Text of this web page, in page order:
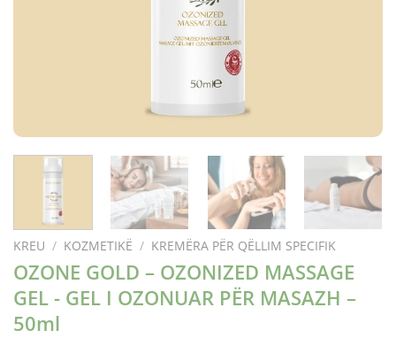
KREU / KOZMETIKË / KREMËRA PËR QËLLIM SPECIFIK
OZONE GOLD – OZONIZED MASSAGE
GEL - GEL I OZONUAR PËR MASAZH –
50ml